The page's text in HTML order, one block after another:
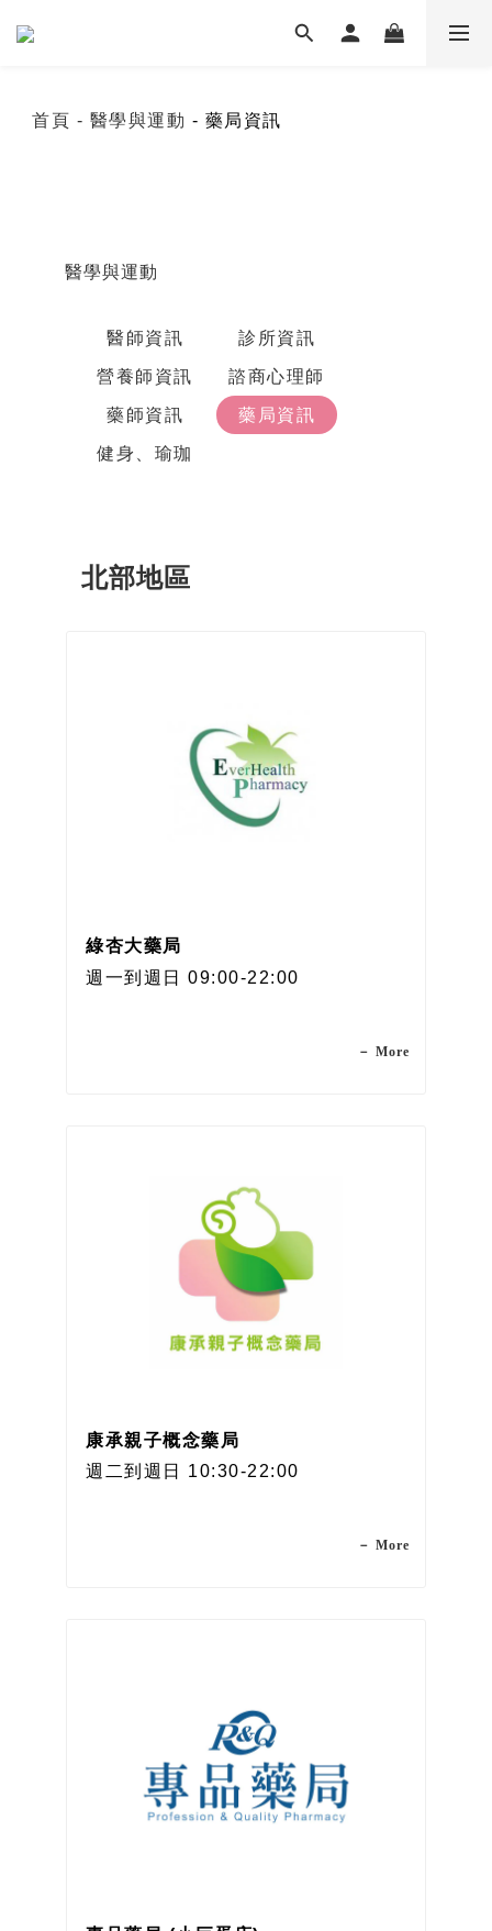
首頁 - 醫學與運動 - 藥局資訊
醫學與運動
醫師資訊 診所資訊
營養師資訊 諮商心理師
藥師資訊 藥局資訊
健身、瑜珈
北部地區
綠杏大藥局
週一到週日 09:00-22:00
－ More
康承親子概念藥局
週二到週日 10:30-22:00
－ More